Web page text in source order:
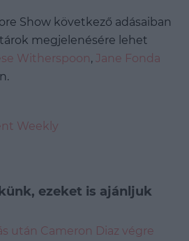
Show következő adásaiban
megjelenésére lehet
Witherspoon, Jane Fonda
Weekly
ezeket is ajánljuk
után Cameron Diaz végre